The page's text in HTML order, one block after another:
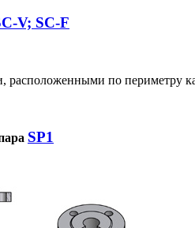
V; SC-F
расположенными по периметру
SP1